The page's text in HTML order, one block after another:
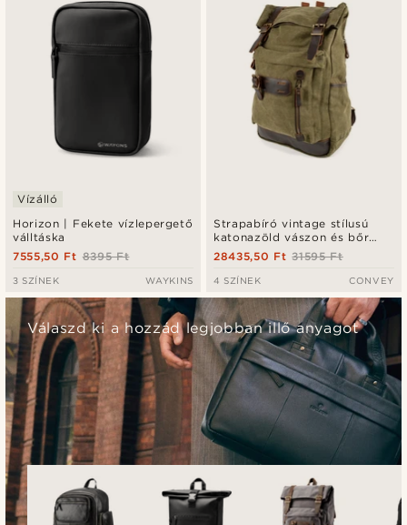
Horizon | Fekete vízlepergető
válltáska
Vízálló
8395 Ft
7555,50 Ft
3 SZÍNEK WAYKINS
Strapabíró vintage stílusú
katonazöld vászon és bőr
hátizsák
31595 Ft
28435,50 Ft
4 SZÍNEK CONVEY
Válaszd ki a hozzád legjobban illő anyagot